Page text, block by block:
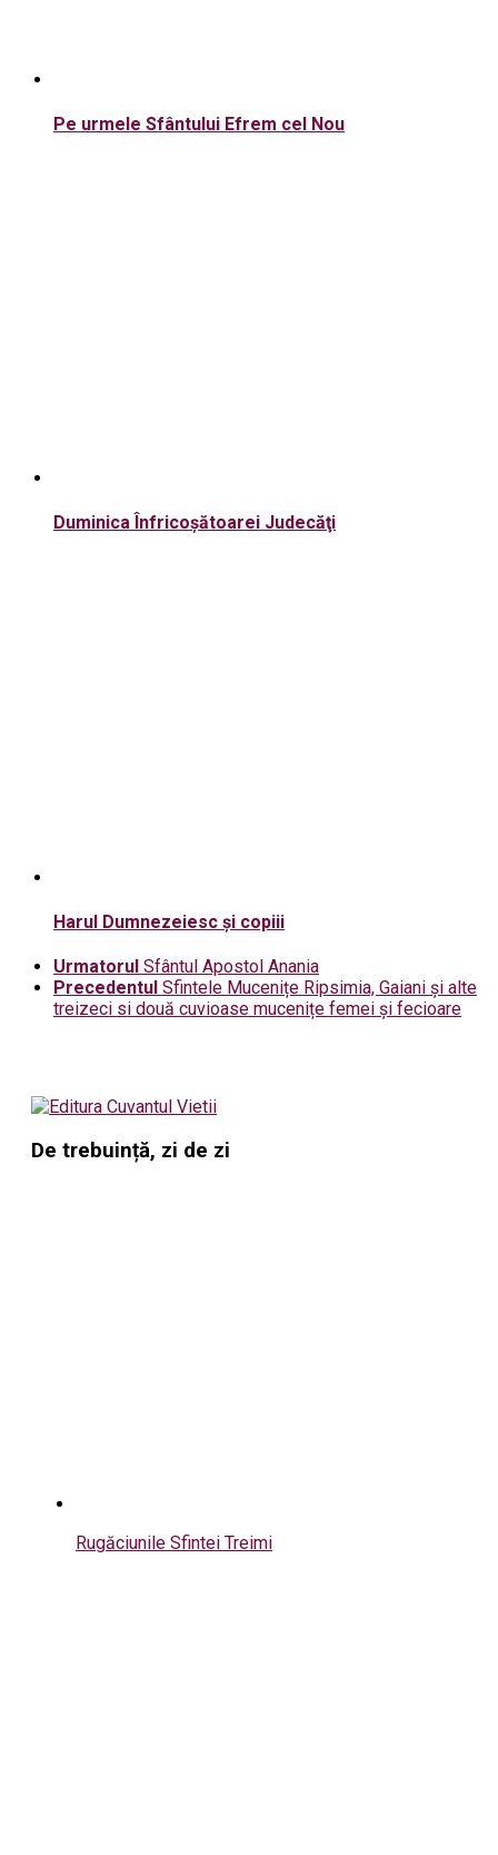
Pe urmele Sfântului Efrem cel Nou
Duminica Înfricoşătoarei Judecăţi
Harul Dumnezeiesc și copiii
Urmatorul Sfântul Apostol Anania
Precedentul Sfintele Mucenițe Ripsimia, Gaiani și alte
treizeci si două cuvioase mucenițe femei și fecioare
De trebuință, zi de zi
Rugăciunile Sfintei Treimi